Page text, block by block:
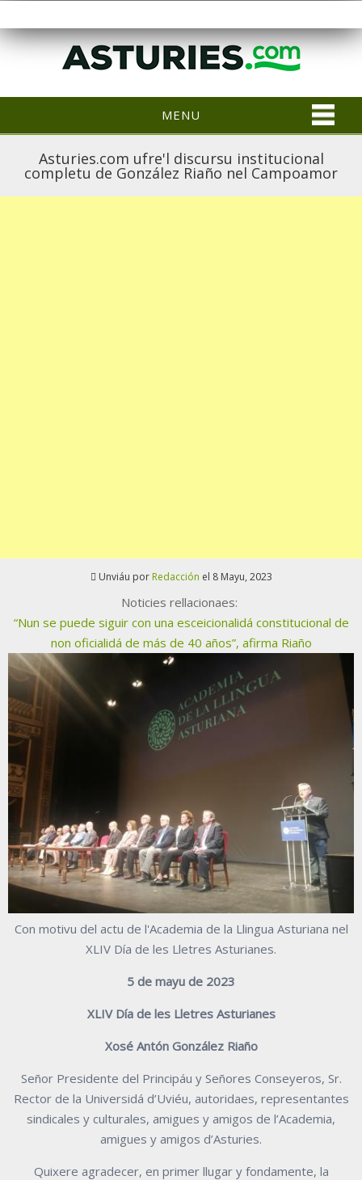
MENU
Asturies.com ufre'l discursu institucional
completu de González Riaño nel Campoamor
Unviáu por Redacción el 8 Mayu, 2023
Noticies rellacionaes:
“Nun se puede siguir con una esceicionalidá constitucional de
non oficialidá de más de 40 años”, afirma Riaño
Con motivu del actu de l'Academia de la Llingua Asturiana nel
XLIV Día de les Lletres Asturianes.
5 de mayu de 2023
XLIV Día de les Lletres Asturianes
Xosé Antón González Riaño
Señor Presidente del Principáu y Señores Conseyeros, Sr.
Rector de la Universidá d’Uviéu, autoridaes, representantes
sindicales y culturales, amigues y amigos de l’Academia,
amigues y amigos d’Asturies.
Quixere agradecer, en primer llugar y fondamente, la